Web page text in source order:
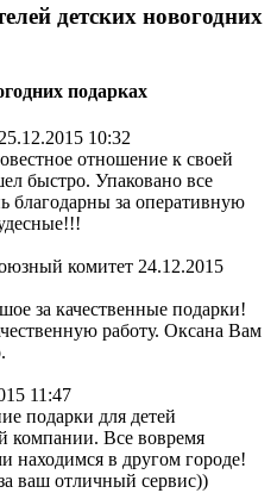
детских новогодних
подарках
10:32
отношение к своей
быстро. Упаковано все
благодарны за оперативную
комитет 24.12.2015
за качественные подарки!
работу. Оксана Вам
11:47
подарки для детей
компании. Все вовремя
находимся в другом городе!
ваш отличный сервис))